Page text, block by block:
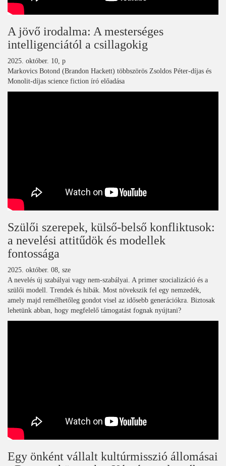
A jövő irodalma: A mesterséges
intelligenciától a csillagokig
2025. október. 10, p
Markovics Botond (Brandon Hackett) többszörös Zsoldos Péter-díjas és
Monolit-díjas science fiction író előadása
Szülői szerepek, külső-belső konfliktusok:
a nevelési attitűdök és modellek
fontossága
2025. október. 08, sze
A nevelés új szabályai vagy nem-szabályai. A primer szocializáció és a
szülői modell. Trendek és hibák. Most növekszik fel egy nemzedék,
amely majd remélhetőleg gondot visel az idősebb generációkra. Biztosak
lehetünk abban, hogy megfelelő támogatást fognak nyújtani?
Egy önként vállalt kultúrmisszió állomásai